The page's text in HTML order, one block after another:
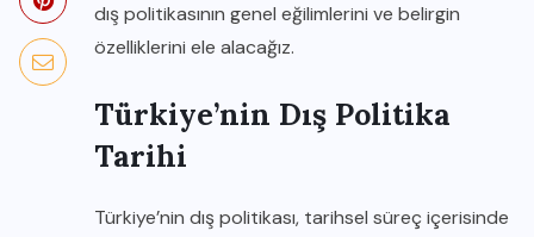
dış politikasının genel eğilimlerini ve belirgin
özelliklerini ele alacağız.
Türkiye’nin Dış Politika
Tarihi
Türkiye’nin dış politikası, tarihsel süreç içerisinde